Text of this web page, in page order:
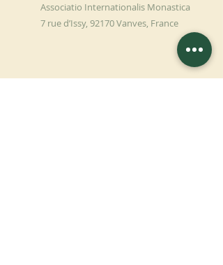
Associatio Internationalis Monastica
7 rue d’Issy, 92170 Vanves, France